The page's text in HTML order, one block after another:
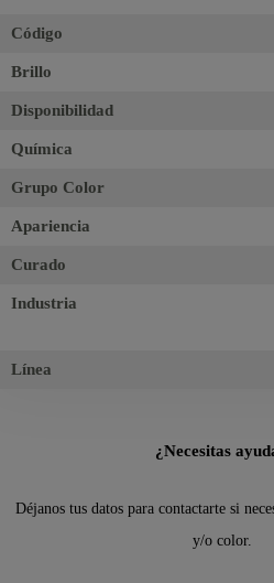
Código
Brillo
Disponibilidad
Química
Grupo Color
Apariencia
Curado
Industria
Línea
¿Necesitas
Déjanos tus datos para contactarte si
y/o color.